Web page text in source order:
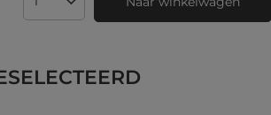
Aantal producten